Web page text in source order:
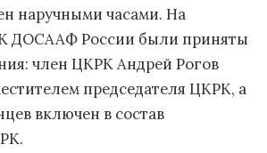
наручными часами. На
ДОСААФ России были приняты
член ЦКРК Андрей Рогов
председателя ЦКРК, а
включен в состав